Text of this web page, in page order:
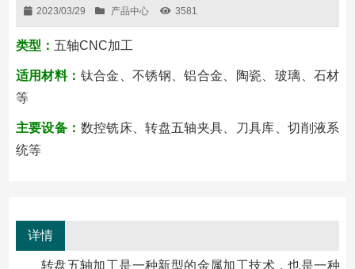
2023/03/29 产品中心 3581
类型： 五轴CNC加工
适用材料： 钛合金、不锈钢、铝合金、陶瓷、玻璃、石材
等
主要设备： 数控铣床、转盘五轴夹具、刀具库、切削液系
统等
详情
转盘五轴加工是一种新型的金属加工技术，也是一种